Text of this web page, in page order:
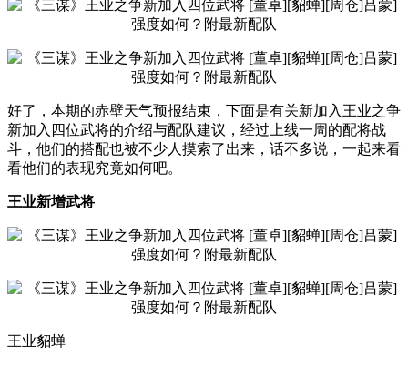
好了，本期的赤壁天气预报结束，下面是有关新加入王业之争
新加入四位武将的介绍与配队建议，经过上线一周的配将战
斗，他们的搭配也被不少人摸索了出来，话不多说，一起来看
看他们的表现究竟如何吧。
王业新增武将
王业貂蝉